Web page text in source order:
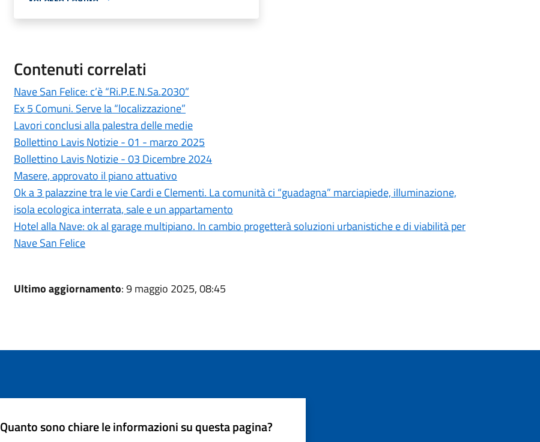
Contenuti correlati
Nave San Felice: c’è “Ri.P.E.N.Sa.2030”
Ex 5 Comuni. Serve la “localizzazione”
Lavori conclusi alla palestra delle medie
Bollettino Lavis Notizie - 01 - marzo 2025
Bollettino Lavis Notizie - 03 Dicembre 2024
Masere, approvato il piano attuativo
Ok a 3 palazzine tra le vie Cardi e Clementi. La comunità ci “guadagna” marciapiede, illuminazione,
isola ecologica interrata, sale e un appartamento
Hotel alla Nave: ok al garage multipiano. In cambio progetterà soluzioni urbanistiche e di viabilità per
Nave San Felice
Ultimo aggiornamento: 9 maggio 2025, 08:45
Quanto sono chiare le informazioni su questa pagina?